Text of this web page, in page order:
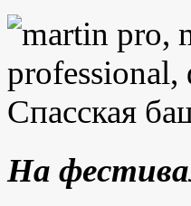
На